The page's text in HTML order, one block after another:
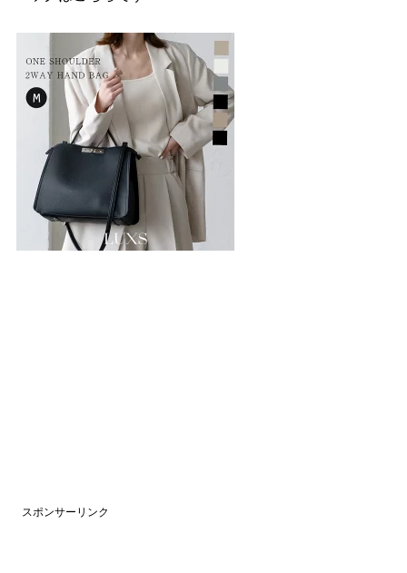
スポンサーリンク